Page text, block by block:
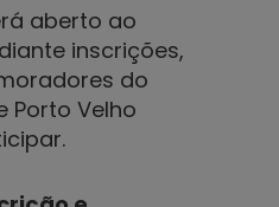
aberto ao
inscrições,
do
Porto Velho